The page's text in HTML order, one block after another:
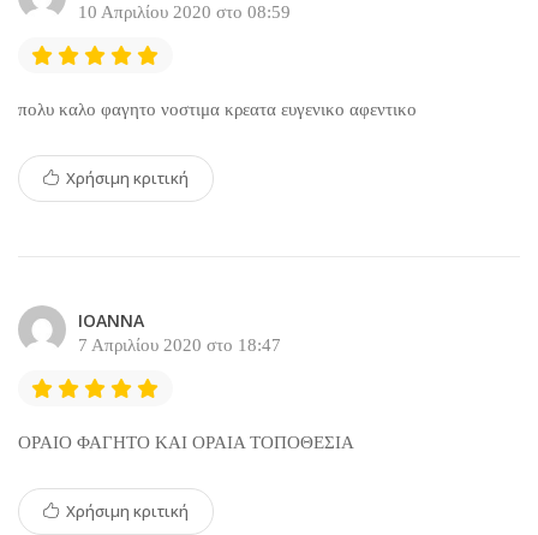
10 Απριλίου 2020 στο 08:59
πολυ καλο φαγητο νοστιμα κρεατα ευγενικο αφεντικο
Χρήσιμη κριτική
ΙΟΑΝΝΑ
7 Απριλίου 2020 στο 18:47
ΟΡΑΙΟ ΦΑΓΗΤΟ ΚΑΙ ΟΡΑΙΑ ΤΟΠΟΘΕΣΙΑ
Χρήσιμη κριτική